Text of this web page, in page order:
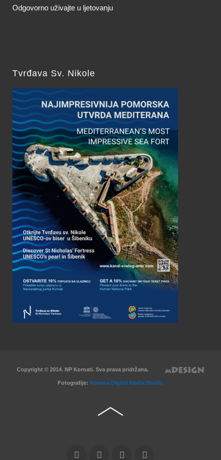
Odgovorno uživajte u ljetovanju
Tvrđava Sv. Nikole
Copyright © 2014. NP Kornati. Sva prava pridržana.
Fotografije: Novena Digital Media Studio